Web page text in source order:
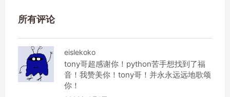
所有评论
eislekoko
tony哥超感谢你！python苦手想找到了福
音！我赞美你！tony哥！并永永远远地歌颂
你！